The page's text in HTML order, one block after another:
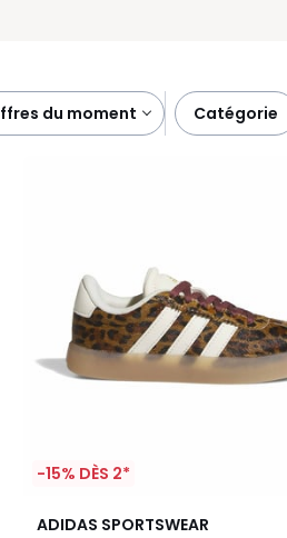
offres du moment catégorie
-15% DÈS 2*
ADIDAS SPORTSWEAR